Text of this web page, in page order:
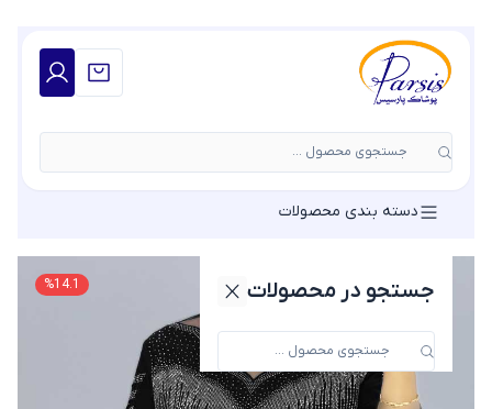
جستجوی محصول ...
جستجو در محصولات
دسته بندی محصولات
14.1
%